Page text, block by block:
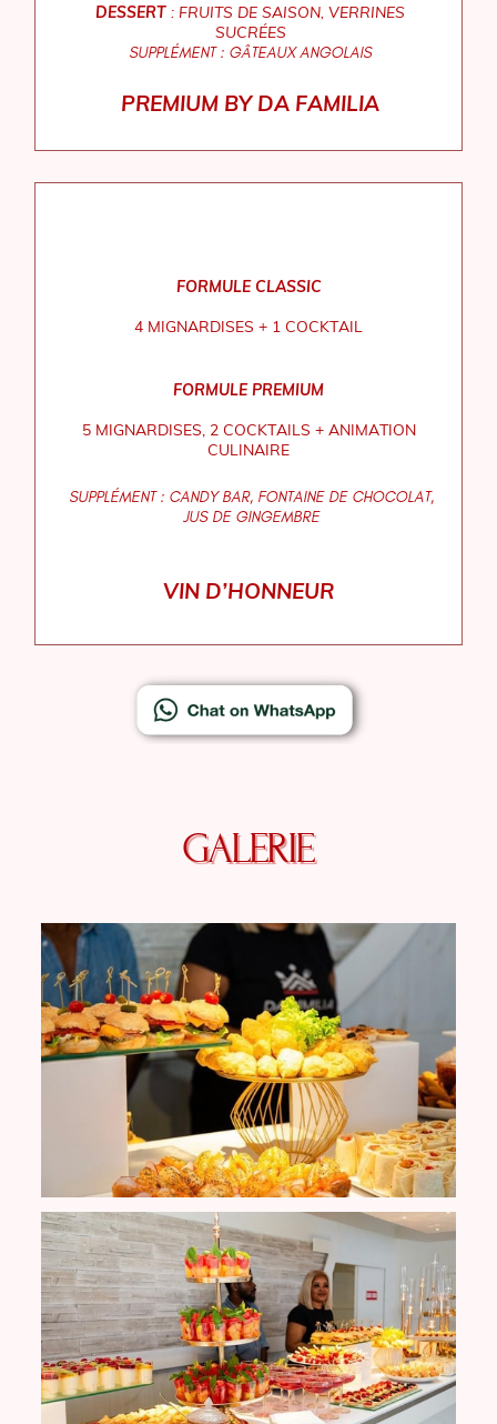
DESSERT : FRUITS DE SAISON, VERRINES
SUCRÉES
SUPPLÉMENT : GÂTEAUX ANGOLAIS
PREMIUM BY DA FAMILIA
FORMULE CLASSIC
4 MIGNARDISES + 1 COCKTAIL
FORMULE PREMIUM
5 MIGNARDISES, 2 COCKTAILS + ANIMATION
CULINAIRE
SUPPLÉMENT : CANDY BAR, FONTAINE DE CHOCOLAT,
JUS DE GINGEMBRE
VIN D’HONNEUR
GALERIE